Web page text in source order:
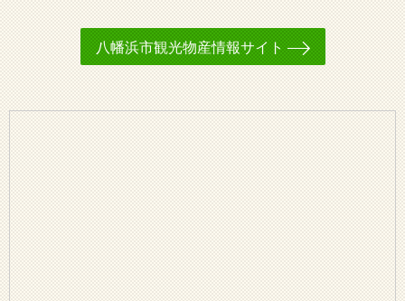
八幡浜市観光物産情報サイト